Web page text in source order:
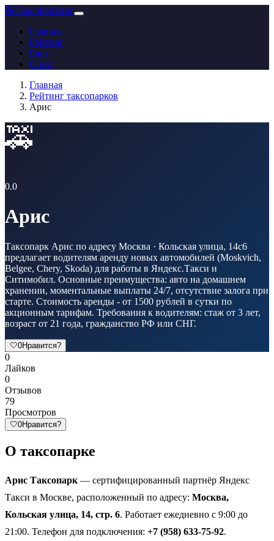
🚕ТаксоРейтинг
Главная
Рейтинг
Блог
О нас
Главная
Рейтинг таксопарков
Арис
🚕
0.0
Арис
Таксопарк Арис по адресу Москва · Кольская улица, 14с6
предлагает водителям аренду новых автомобилей (Moskvich,
Belgee, Chery, Skoda) для работы в Яндекс.Такси и
Ситимобил. Основные преимущества: авто на домашнем
хранении, моментальные выплаты 24/7, отсутствие залога при
старте. Стоимость аренды - от 1500 рублей в сутки по
акционным тарифам. Требования к водителям: стаж от 3 лет,
возраст от 21 года, гражданство РФ или СНГ.
🤍0Нравится?
0
Лайков
0
Отзывов
79
Просмотров
🤍0Нравится?
О таксопарке
Арис Таксопарк — сертифицированный партнёр Яндекс
Такси в Москве, расположенный по адресу: Москва,
Кольская улица, 14, стр. 6. Работает ежедневно с 9:00 до
21:00. Телефон для подключения: +7 (958) 633-75-92.